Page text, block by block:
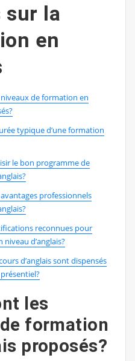
sur la
en
de formation en
typique d’une formation
le bon programme de
professionnels
reconnues pour
d’anglais?
d’anglais sont dispensés
les
formation
proposés?